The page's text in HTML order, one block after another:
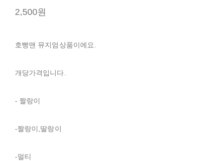
2,500원
호빵맨 뮤지엄상품이에요.
개당가격입니다.
- 짤랑이
-짤랑이,딸랑이
-멀티